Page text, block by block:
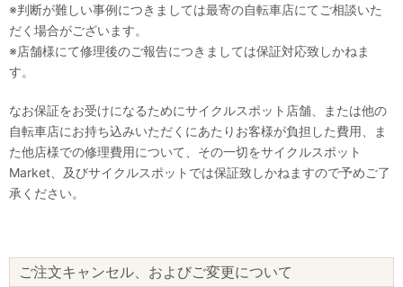
※判断が難しい事例につきましては最寄の自転車店にてご相談いた
だく場合がございます。
※店舗様にて修理後のご報告につきましては保証対応致しかねま
す。
なお保証をお受けになるためにサイクルスポット店舗、または他の
自転車店にお持ち込みいただくにあたりお客様が負担した費用、ま
た他店様での修理費用について、その一切をサイクルスポット
Market、及びサイクルスポットでは保証致しかねますので予めご了
承ください。
ご注文キャンセル、およびご変更について